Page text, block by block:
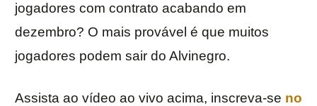
jogadores com contrato acabando em
dezembro? O mais provável é que muitos
jogadores podem sair do Alvinegro.
Assista ao vídeo ao vivo acima, inscreva-se no